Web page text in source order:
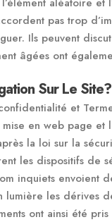
pas trop
Ils peuvent
âgées ont
Sur Le
et
en web page
la loi sur la
les dispositifs de
inquiets envoient
les dérives
ont ainsi été